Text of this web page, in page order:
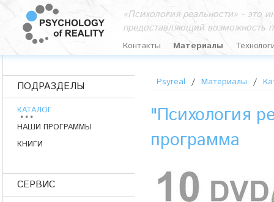
«Психология реальности» - это
предоставляющий возможность
Контакты Материалы
ПОДРАЗДЕЛЫ
КАТАЛОГ
НАШИ ПРОГРАММЫ
КНИГИ
СЕРВИС
Psyreal / Материалы /
"Психология
программа